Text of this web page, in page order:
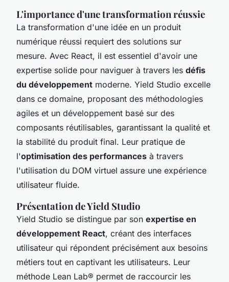
L'importance d'une transformation réussie
La transformation d'une idée en un produit
numérique réussi requiert des solutions sur
mesure. Avec React, il est essentiel d'avoir une
expertise solide pour naviguer à travers les défis
du développement moderne. Yield Studio excelle
dans ce domaine, proposant des méthodologies
agiles et un développement basé sur des
composants réutilisables, garantissant la qualité et
la stabilité du produit final. Leur pratique de
l'optimisation des performances à travers
l'utilisation du DOM virtuel assure une expérience
utilisateur fluide.
Présentation de Yield Studio
Yield Studio se distingue par son expertise en
développement React, créant des interfaces
utilisateur qui répondent précisément aux besoins
métiers tout en captivant les utilisateurs. Leur
méthode Lean Lab® permet de raccourcir les